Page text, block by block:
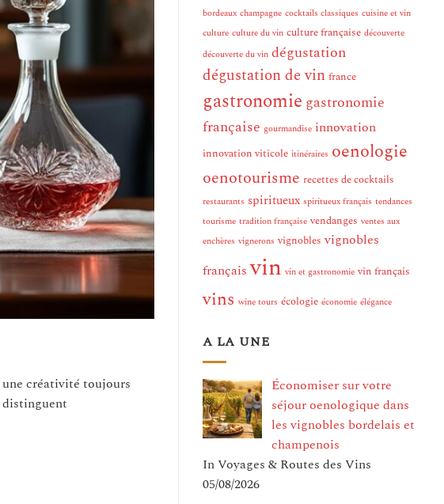
une créativité toujours
distinguent
bordeaux champagne cocktails classiques cuisine et vin
culture culture du vin culture française découverte
découverte du vin dégustation
dégustation de vin france
gastronomie gastronomie
française gourmandise innovation
innovation viticole itinéraires oenologie
oenotourisme recettes de cocktails
restaurants spiritueux spiritueux français tendances
tourisme tradition française vendanges ventes aux
enchères vignerons vignobles vignobles
français vin vin et gastronomie vin français
vins wine tours écologie économie élégance
A LA UNE
Économiser sur votre
séjour oenologique dans
les vignobles bordelais et
champenois
In Voyages & Routes des Vins
05/08/2026